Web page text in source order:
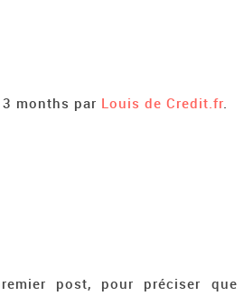
months par Louis de Credit.fr.
post, pour préciser que